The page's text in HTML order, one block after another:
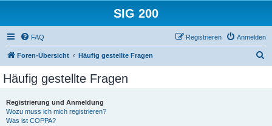
SIG 200
FAQ Anmelden
Registrieren
Foren-Übersicht Häufig gestellte Fragen
Häufig gestellte Fragen
Registrierung und Anmeldung
Wozu muss ich mich registrieren?
Was ist COPPA?